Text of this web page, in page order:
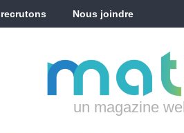
Nous joindre
un magazine